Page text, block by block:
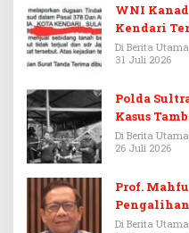
WNI
Kendari
Di Berita
31 Juli 2026
Polda
Kasus
Di Berita
26 Juli 2026
Prof.
Febrie
Di Berita